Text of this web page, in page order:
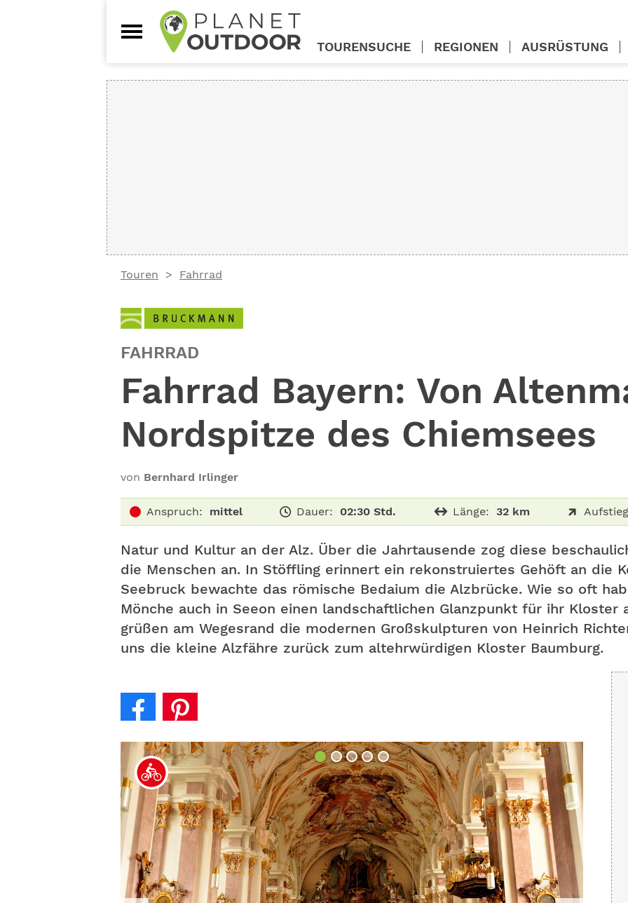
Touren Fahrrad
FAHRRAD
Fahrrad Bayern: Von
Nordspitze des Chiemsees
von Bernhard Irlinger
Anspruch: mittel Dauer: 02:30 Std. Länge: 32 km
Natur und Kultur an der Alz. Über die Jahrtausende zog diese
die Menschen an. In Stöffling erinnert ein rekonstruiertes Gehöft an die
Seebruck bewachte das römische Bedaium die Alzbrücke. Wie so oft
Mönche auch in Seeon einen landschaftlichen Glanzpunkt für ihr Kloster
grüßen am Wegesrand die modernen Großskulpturen von Heinrich
uns die kleine Alzfähre zurück zum altehrwürdigen Kloster Baumburg.
TOURENSUCHE REGIONEN AUSRÜSTUNG